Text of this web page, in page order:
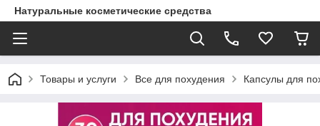
Натуральные косметические средства
Товары и услуги Все для похудения Капсулы для